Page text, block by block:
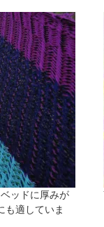
ッドに厚みが
も適していま